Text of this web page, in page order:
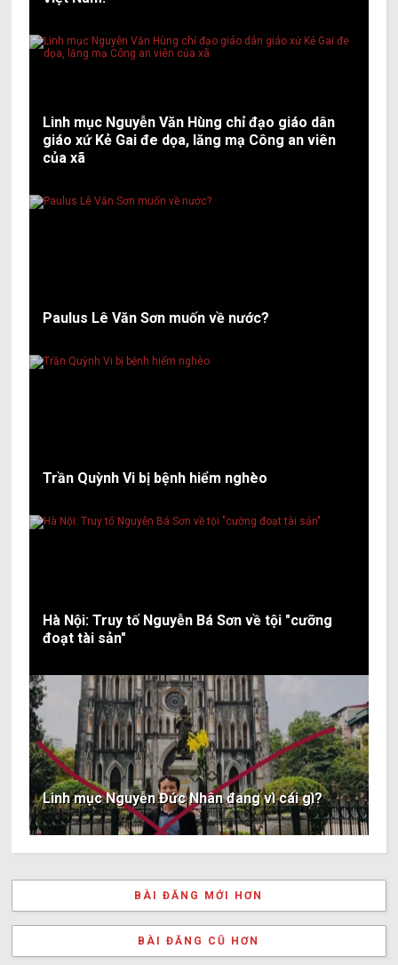
Linh mục Nguyễn Văn Hùng chỉ đạo giáo dân
giáo xứ Kẻ Gai đe dọa, lăng mạ Công an viên
của xã
Paulus Lê Văn Sơn muốn về nước?
Trần Quỳnh Vi bị bệnh hiểm nghèo
Hà Nội: Truy tố Nguyễn Bá Sơn về tội "cưỡng
đoạt tài sản"
Linh mục Nguyễn Đức Nhân đang vì cái gì?
BÀI ĐĂNG MỚI HƠN
BÀI ĐĂNG CŨ HƠN